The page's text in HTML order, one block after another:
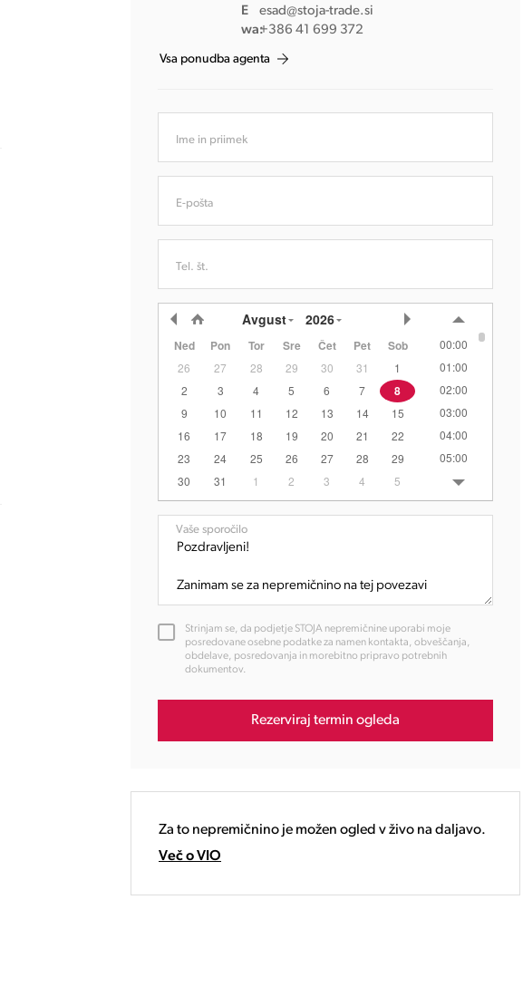
E
esad@stoja-trade.si
wa:+386 41 699 372
Vsa ponudba agenta
Ime in priimek
E-pošta
Tel. št.
Avgust 2026
Ned Pon Tor Sre Čet Pet Sob
26 27 28 29 30 31
1
2
3 4 5 6 7 8
9 10 11 12 13 14
15
16
17 18 19 20 21
22
23
24 25 26 27 28
29
30
31 1 2 3 4 5
00:00
01:00
02:00
03:00
04:00
05:00
06:00
07:00
13:00
14:00
20:00
Vaše sporočilo
Strinjam se, da podjetje STOJA nepremičnine uporabi moje
posredovane osebne podatke za namen kontakta, obveščanja,
obdelave, posredovanja in morebitno pripravo potrebnih
dokumentov.
Rezerviraj termin ogleda
Za to nepremičnino je možen ogled v živo na daljavo.
Več o VIO